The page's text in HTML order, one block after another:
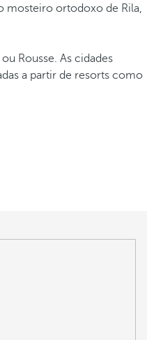
mosteiro ortodoxo de Rila,
Rousse. As cidades
a partir de resorts como